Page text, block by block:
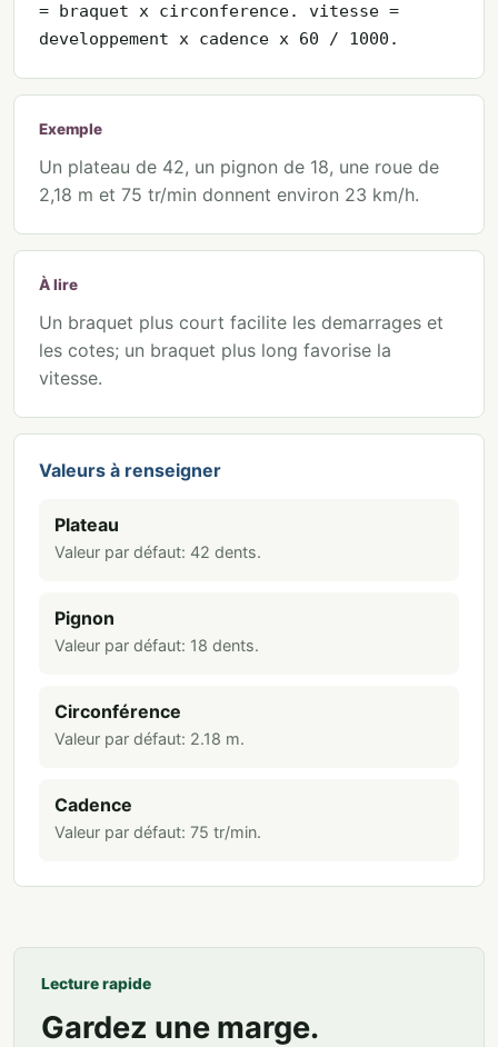
= braquet x circonference. vitesse =
developpement x cadence x 60 / 1000.
Exemple
Un plateau de 42, un pignon de 18, une roue de
2,18 m et 75 tr/min donnent environ 23 km/h.
À lire
Un braquet plus court facilite les demarrages et
les cotes; un braquet plus long favorise la
vitesse.
Valeurs à renseigner
Plateau
Valeur par défaut: 42 dents.
Pignon
Valeur par défaut: 18 dents.
Circonférence
Valeur par défaut: 2.18 m.
Cadence
Valeur par défaut: 75 tr/min.
Lecture rapide
Gardez une marge.